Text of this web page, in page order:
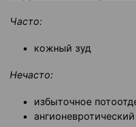
Часто:
кожный зуд
Нечасто:
избыточное